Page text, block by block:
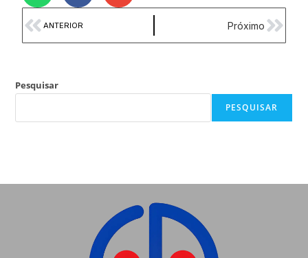
ANTERIOR Próximo
Pesquisar
PESQUISAR